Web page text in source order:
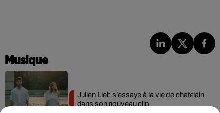
Musique
Julien Lieb s’essaye à la vie de chatelain
dans son nouveau clip